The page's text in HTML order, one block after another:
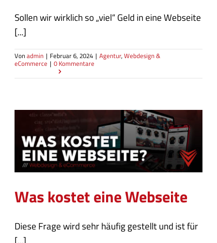
Sollen wir wirklich so „viel“ Geld in eine Webseite
[...]
Vonadmin | Februar 6, 2024 | Agentur, Webdesign &
eCommerce | 0 Kommentare
Was kostet eine Webseite
Grafik- & Corporatedesign
Was kostet eine Webseite
Diese Frage wird sehr häufig gestellt und ist für